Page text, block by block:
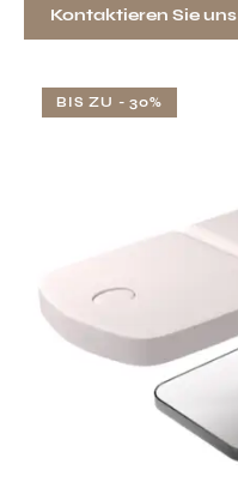
Kontaktieren Sie uns
BIS ZU - 30%